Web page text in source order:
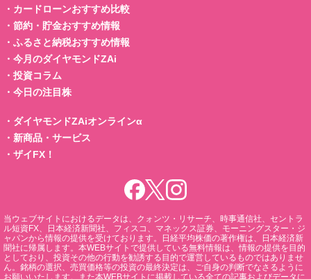
・ カードローンおすすめ比較
・ 節約・貯金おすすめ情報
・ ふるさと納税おすすめ情報
・ 今月のダイヤモンドZAi
・ 投資コラム
・ 今日の注目株
・ ダイヤモンドZAiオンラインα
・ 新商品・サービス
・ ザイFX！
当ウェブサイトにおけるデータは、クォンツ・リサーチ、時事通信社、セントラ
ル短資FX、日本経済新聞社、フィスコ、マネックス証券、モーニングスター・ジ
ャパンから情報の提供を受けております。日経平均株価の著作権は、日本経済新
聞社に帰属します。本WEBサイトで提供している無料情報は、情報の提供を目的
としており、投資その他の行動を勧誘する目的で運営しているものではありませ
ん。銘柄の選択、売買価格等の投資の最終決定は、ご自身の判断でなさるように
お願いいたします。また本WEBサイトに掲載している全ての記事およびデータに